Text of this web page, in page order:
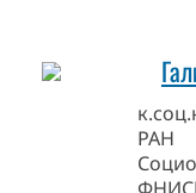
РАН